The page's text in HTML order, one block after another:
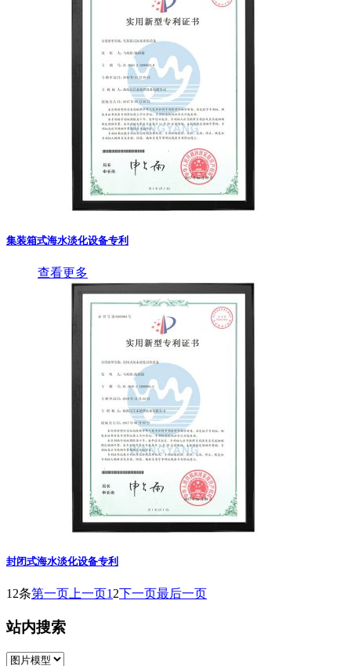
集装箱式海水淡化设备专利
查看更多
封闭式海水淡化设备专利
12条第一页 上一页1 2下一页最后一页
站内搜索